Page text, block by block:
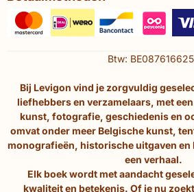
Btw:
Bij Levigon vind je zorgvuldig
liefhebbers en verzamelaars, met
kunst, fotografie, geschiedenis en
omvat onder meer Belgische kunst,
monografieën, historische uitgaven en
een verhaal.
Elk boek wordt met aandacht
kwaliteit en betekenis. Of je nu